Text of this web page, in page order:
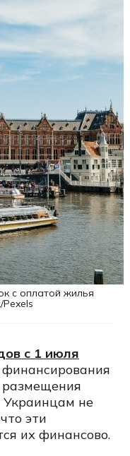
с оплатой жилья
с 1 июля
финансирования
Украинцам не
эти
их финансово.